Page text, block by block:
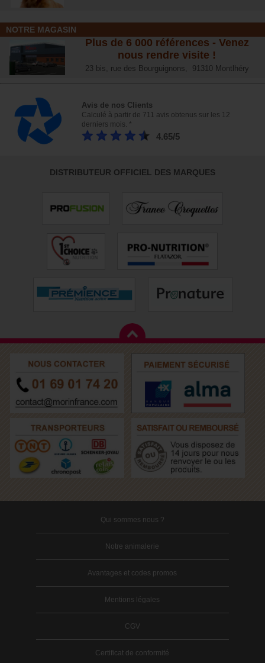
NOTRE MAGASIN
Plus de 6 000 références - Venez
nous rendre visite !
23 bis, rue des Bourguignons, 91310 Montlhéry
Avis de nos Clients
Calculé à partir de 711 avis obtenus sur les 12
derniers mois. *
4.65/5
DISTRIBUTEUR OFFICIEL DES MARQUES
Qui sommes nous ?
Notre animalerie
Avantages et codes promos
Mentions légales
CGV
Certificat de conformité